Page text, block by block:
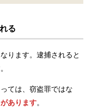
る
ります。逮捕されると
ては、窃盗罪ではな
あります。